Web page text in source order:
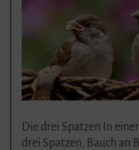
Die drei Spatzen In
drei Spatzen, Bauch an